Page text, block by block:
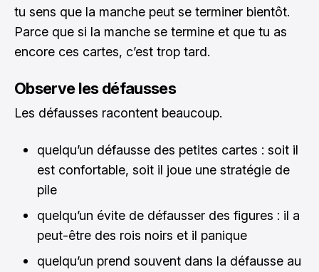
tu sens que la manche peut se terminer bientôt.
Parce que si la manche se termine et que tu as
encore ces cartes, c’est trop tard.
Observe les défausses
Les défausses racontent beaucoup.
quelqu’un défausse des petites cartes : soit il
est confortable, soit il joue une stratégie de
pile
quelqu’un évite de défausser des figures : il a
peut-être des rois noirs et il panique
quelqu’un prend souvent dans la défausse au